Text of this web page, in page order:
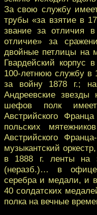
За свою службу
трубы «за взятие в
звание за отличия
отличие» за
двойные петлицы на
Гвардейский корпус
100-летнюю службу в
за войну 1878 г.;
Андреевские
шефов полк
Австрийского
польских
Австрийского
музыкантский
в 1888 г. ленты на
(неразб.)… в
серебра и медали, и
40 солдатских
полка на вечные